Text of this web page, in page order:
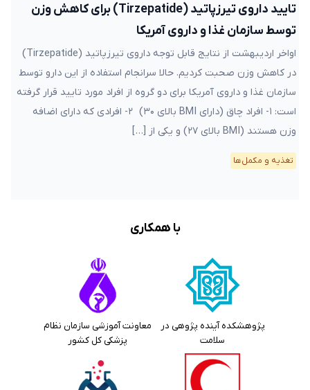
تایید داروی تیرزپاتید (Tirzepatide) برای کاهش وزن
توسط سازمان غذا و داروی آمریکا
اواخر اردیبهشت از نتایج قابل توجه داروی تیرزپاتید (Tirzepatide)
در کاهش وزن صحبت کردیم. حالا سرانجام استفاده از این دارو توسط
سازمان غذا و داروی آمریکا برای دو گروه از افراد مورد تایید قرار گرفته
است: ۱- افراد چاق (دارای BMI بالای ۳۰) ۲- افرادی که دارای اضافه
وزن هستند (BMI بالای ۲۷) و یکی از […]
تغذیه و مکمل‌ها
با همکاری
پژوهشکده آینده پژوهی در
سلامت
معاونت آموزشی سازمان نظام
پزشکی کل کشور